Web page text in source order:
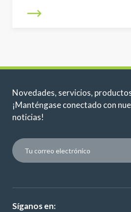
Novedades, servicios,
¡Manténgase conectado con
noticias!
Síganos en: